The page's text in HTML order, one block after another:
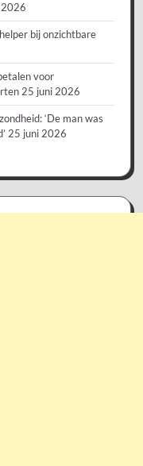
bij onzichtbare
voor
25 juni 2026
‘De man was
25 juni 2026